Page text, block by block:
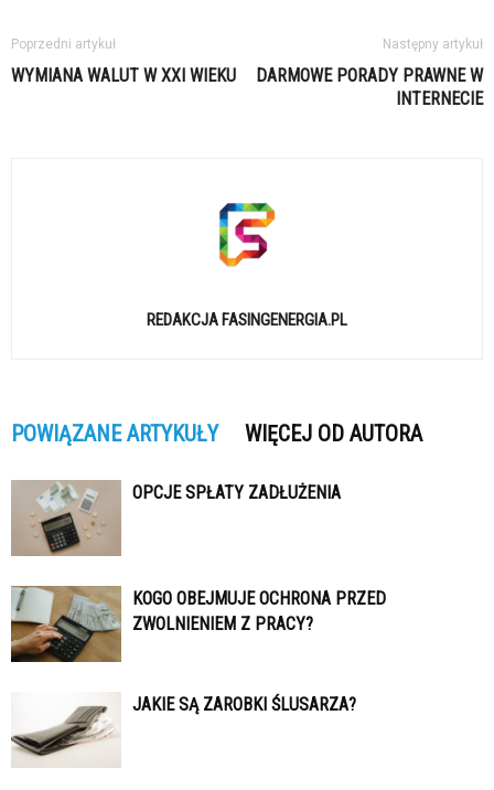
Poprzedni artykuł
WYMIANA WALUT W XXI WIEKU
Następny artykuł
DARMOWE PORADY PRAWNE W
INTERNECIE
REDAKCJA FASINGENERGIA.PL
POWIĄZANE ARTYKUŁY WIĘCEJ OD AUTORA
OPCJE SPŁATY ZADŁUŻENIA
KOGO OBEJMUJE OCHRONA PRZED
ZWOLNIENIEM Z PRACY?
JAKIE SĄ ZAROBKI ŚLUSARZA?